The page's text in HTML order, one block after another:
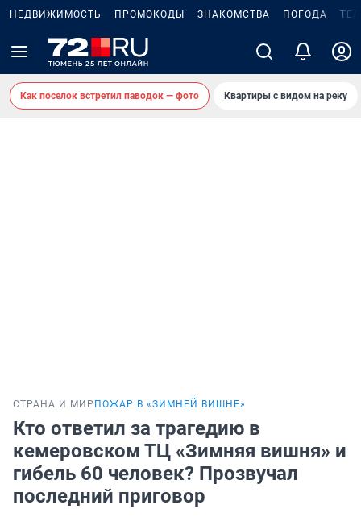
НЕДВИЖИМОСТЬ ПРОМОКОДЫ ЗНАКОМСТВА ПОГОДА
Как поселок встретил паводок — фото Квартиры с видом на реку
СТРАНА И МИР ПОЖАР В «ЗИМНЕЙ ВИШНЕ»
Кто ответил за трагедию в
кемеровском ТЦ «Зимняя вишня» и
гибель 60 человек? Прозвучал
последний приговор